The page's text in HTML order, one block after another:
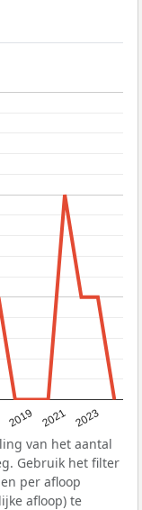
2019 2021 2023
van het aantal
Gebruik het filter
per afloop
afloop) te